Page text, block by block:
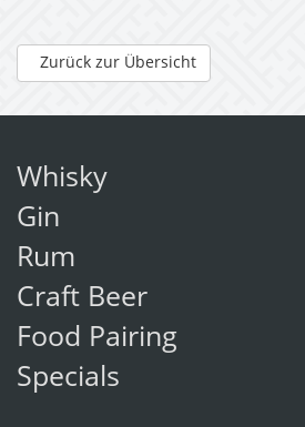
Zurück zur Übersicht
Whisky
Gin
Rum
Craft Beer
Food Pairing
Specials